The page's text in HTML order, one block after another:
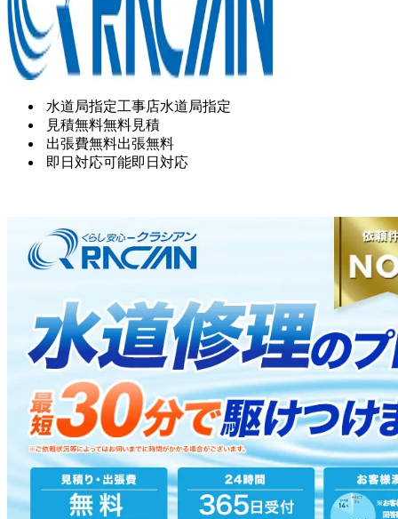
水道局指定工事店水道局指定
見積無料無料見積
出張費無料出張無料
即日対応可能即日対応